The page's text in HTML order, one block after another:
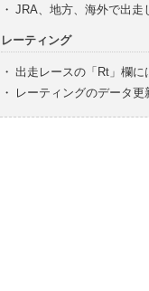
・ JRA、地方、海外で出走
レーティング
・ 出走レースの「Rt」欄
・
レーティングのデータ更